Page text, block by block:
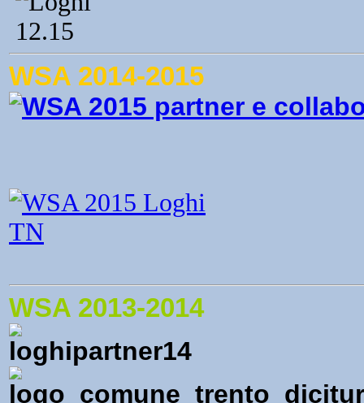
WSA 2014-2015
WSA 2013-2014